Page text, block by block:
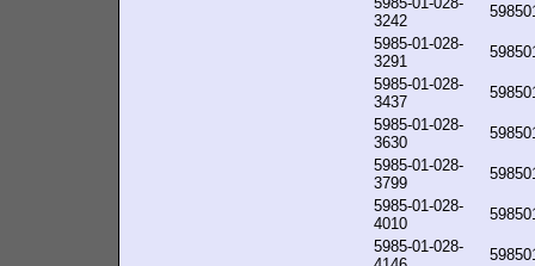
3242
5985-01-028-
3291
5985-01-028-
3437
5985-01-028-
3630
5985-01-028-
3799
5985-01-028-
4010
5985-01-028-